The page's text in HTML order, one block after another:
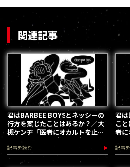
関連記事
君はBARBEE BOYSとネッシーの
行方を案じたことはあるか？／大
槻ケンヂ「医者にオカルトを止め
られた男」新2回(第22回)
記事を読む
君は
こ
者に
１
記事